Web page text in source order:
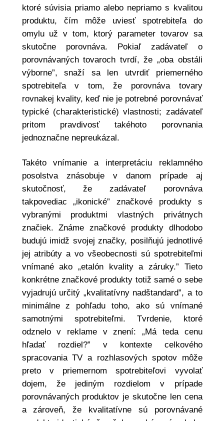
ktoré súvisia priamo alebo nepriamo s kvalitou
produktu, čím môže uviesť spotrebiteľa do
omylu už v tom, ktorý parameter tovarov sa
skutočne porovnáva. Pokiaľ zadávateľ o
porovnávaných tovaroch tvrdí, že „oba obstáli
výborne”, snaží sa len utvrdiť priemerného
spotrebiteľa v tom, že porovnáva tovary
rovnakej kvality, keď nie je potrebné porovnávať
typické (charakteristické) vlastnosti; zadávateľ
pritom pravdivosť takéhoto porovnania
jednoznačne nepreukázal.
Takéto vnímanie a interpretáciu reklamného
posolstva znásobuje v danom prípade aj
skutočnosť, že zadávateľ porovnáva
takpovediac „ikonické” značkové produkty s
vybranými produktmi vlastných privátnych
značiek. Známe značkové produkty dlhodobo
budujú imidž svojej značky, posilňujú jednotlivé
jej atribúty a vo všeobecnosti sú spotrebiteľmi
vnímané ako „etalón kvality a záruky.” Tieto
konkrétne značkové produkty totiž samé o sebe
vyjadrujú určitý „kvalitatívny nadštandard”, a to
minimálne z pohľadu toho, ako sú vnímané
samotnými spotrebiteľmi. Tvrdenie, ktoré
odznelo v reklame v znení: „Má teda cenu
hľadať rozdiel?” v kontexte celkového
spracovania TV a rozhlasových spotov môže
preto v priemernom spotrebiteľovi vyvolať
dojem, že jediným rozdielom v prípade
porovnávaných produktov je skutočne len cena
a zároveň, že kvalitatívne sú porovnávané